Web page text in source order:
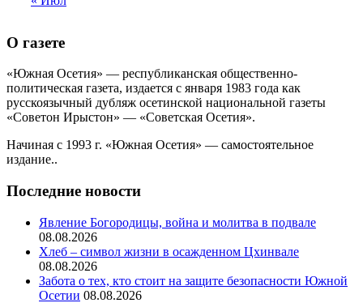
О газете
«Южная Осетия» — республиканская общественно-
политическая газета, издается с января 1983 года как
русскоязычный дубляж осетинской национальной газеты
«Советон Ирыстон» — «Советская Осетия».
Начиная с 1993 г. «Южная Осетия» — самостоятельное
издание..
Последние новости
Явление Богородицы, война и молитва в подвале
08.08.2026
Хлеб – символ жизни в осажденном Цхинвале
08.08.2026
Забота о тех, кто стоит на защите безопасности Южной
Осетии 08.08.2026